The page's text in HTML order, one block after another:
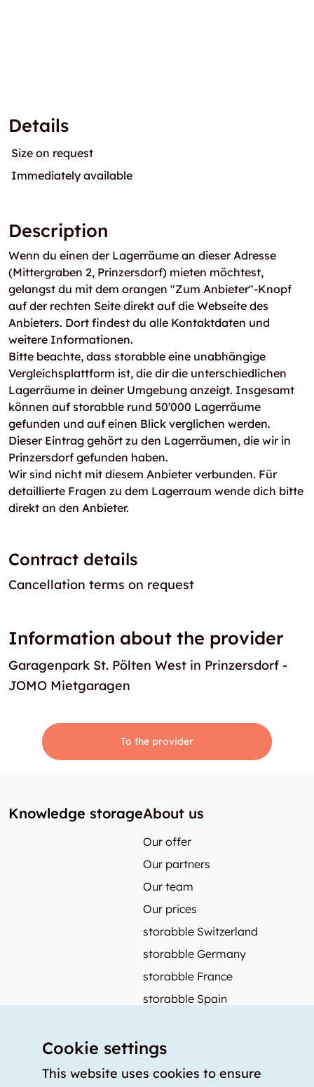
Details
Size on request
Immediately available
Description
Wenn du einen der Lagerräume an dieser Adresse
(Mittergraben 2, Prinzersdorf) mieten möchtest,
gelangst du mit dem orangen "Zum Anbieter"-Knopf
auf der rechten Seite direkt auf die Webseite des
Anbieters. Dort findest du alle Kontaktdaten und
weitere Informationen.
Bitte beachte, dass storabble eine unabhängige
Vergleichsplattform ist, die dir die unterschiedlichen
Lagerräume in deiner Umgebung anzeigt. Insgesamt
können auf storabble rund 50'000 Lagerräume
gefunden und auf einen Blick verglichen werden.
Dieser Eintrag gehört zu den Lagerräumen, die wir in
Prinzersdorf gefunden haben.
Wir sind nicht mit diesem Anbieter verbunden. Für
detaillierte Fragen zu dem Lagerraum wende dich bitte
direkt an den Anbieter.
Contract details
Cancellation terms on request
Information about the provider
Garagenpark St. Pölten West in Prinzersdorf -
JOMO Mietgaragen
To the provider
Knowledge storageAbout us
Our offer
Our partners
Our team
Our prices
storabble Switzerland
storabble Germany
storabble France
storabble Spain
Press coverage
Cookie settings
This website uses cookies to ensure